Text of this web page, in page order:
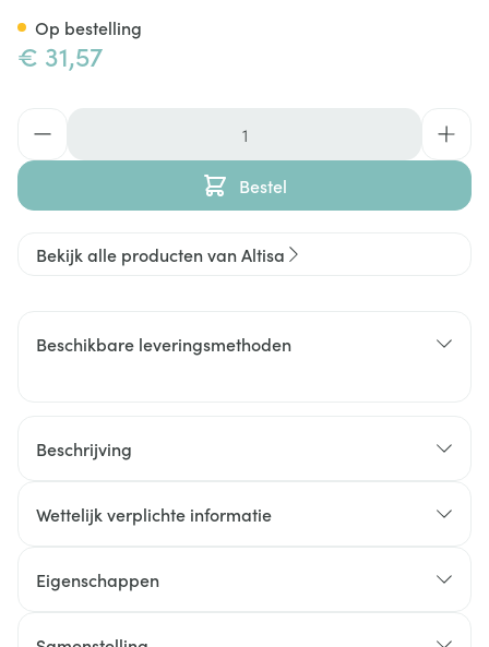
€ 31,57
Bestel
Op bestelling
Bekijk alle producten van Altisa
Beschikbare leveringsmethoden
Beschrijving
Wettelijk verplichte informatie
Eigenschappen